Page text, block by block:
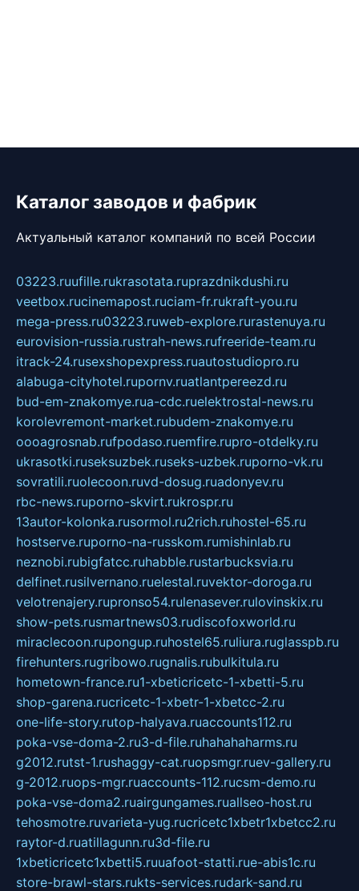
Каталог заводов и фабрик
Актуальный каталог компаний по всей России
03223.ruufille.rukrasotata.ruprazdnikdushi.ru
veetbox.rucinemapost.ruciam-fr.rukraft-you.ru
mega-press.ru03223.ruweb-explore.rurastenuya.ru
eurovision-russia.rustrah-news.rufreeride-team.ru
itrack-24.rusexshopexpress.ruautostudiopro.ru
alabuga-cityhotel.rupornv.ruatlantpereezd.ru
bud-em-znakomye.rua-cdc.ruelektrostal-news.ru
korolevremont-market.rubudem-znakomye.ru
oooagrosnab.rufpodaso.ruemfire.rupro-otdelky.ru
ukrasotki.ruseksuzbek.ruseks-uzbek.ruporno-vk.ru
sovratili.ruolecoon.ruvd-dosug.ruadonyev.ru
rbc-news.ruporno-skvirt.rukrospr.ru
13autor-kolonka.rusormol.ru2rich.ruhostel-65.ru
hostserve.ruporno-na-russkom.rumishinlab.ru
neznobi.rubigfatcc.ruhabble.rustarbucksvia.ru
delfinet.rusilvernano.ruelestal.ruvektor-doroga.ru
velotrenajery.rupronso54.rulenasever.rulovinskix.ru
show-pets.rusmartnews03.rudiscofoxworld.ru
miraclecoon.rupongup.ruhostel65.ruliura.ruglasspb.ru
firehunters.rugribowo.rugnalis.rubulkitula.ru
hometown-france.ru1-xbeticricetc-1-xbetti-5.ru
shop-garena.rucricetc-1-xbetr-1-xbetcc-2.ru
one-life-story.rutop-halyava.ruaccounts112.ru
poka-vse-doma-2.ru3-d-file.ruhahahaharms.ru
g2012.rutst-1.rushaggy-cat.ruopsmgr.ruev-gallery.ru
g-2012.ruops-mgr.ruaccounts-112.rucsm-demo.ru
poka-vse-doma2.ruairgungames.ruallseo-host.ru
tehosmotre.ruvarieta-yug.rucricetc1xbetr1xbetcc2.ru
raytor-d.ruatillagunn.ru3d-file.ru
1xbeticricetc1xbetti5.ruuafoot-statti.rue-abis1c.ru
store-brawl-stars.rukts-services.rudark-sand.ru